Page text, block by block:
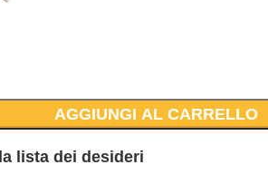
AGGIUNGI AL CARRELLO
lista dei desideri